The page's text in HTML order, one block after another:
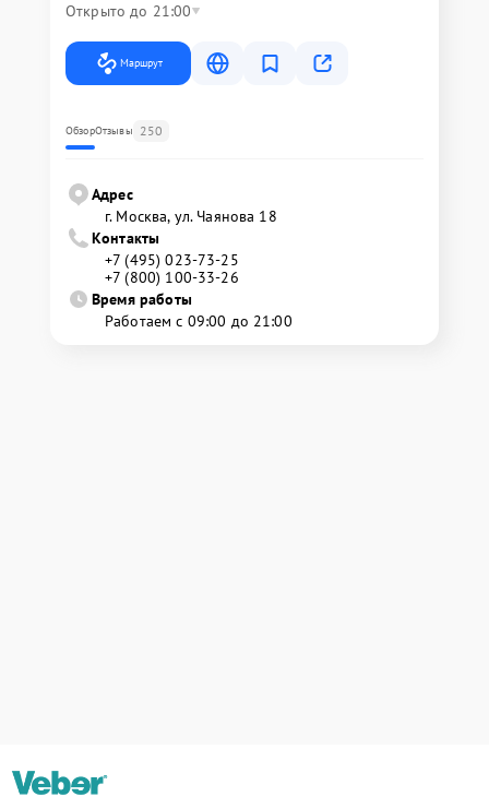
Открыто до 21:00
Маршрут
ОбзорОтзывы 250
Адрес
г. Москва, ул. Чаянова 18
Контакты
+7 (495) 023-73-25
+7 (800) 100-33-26
Время работы
Работаем с 09:00 до 21:00